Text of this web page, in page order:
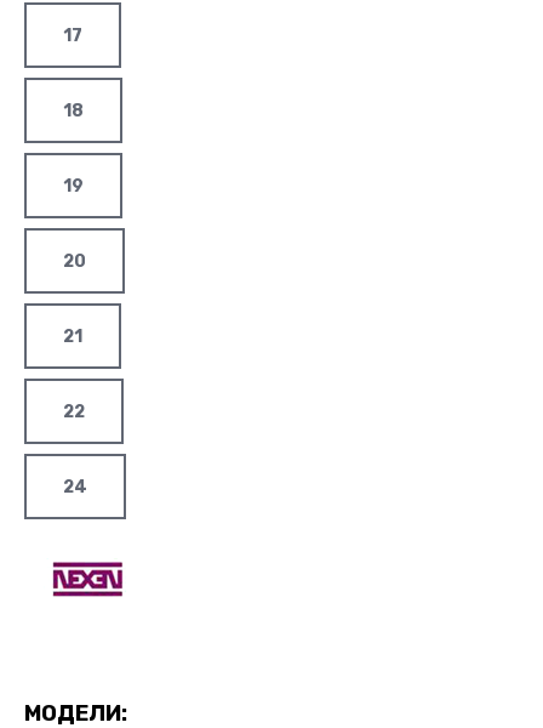
17
18
19
20
21
22
24
МОДЕЛИ: